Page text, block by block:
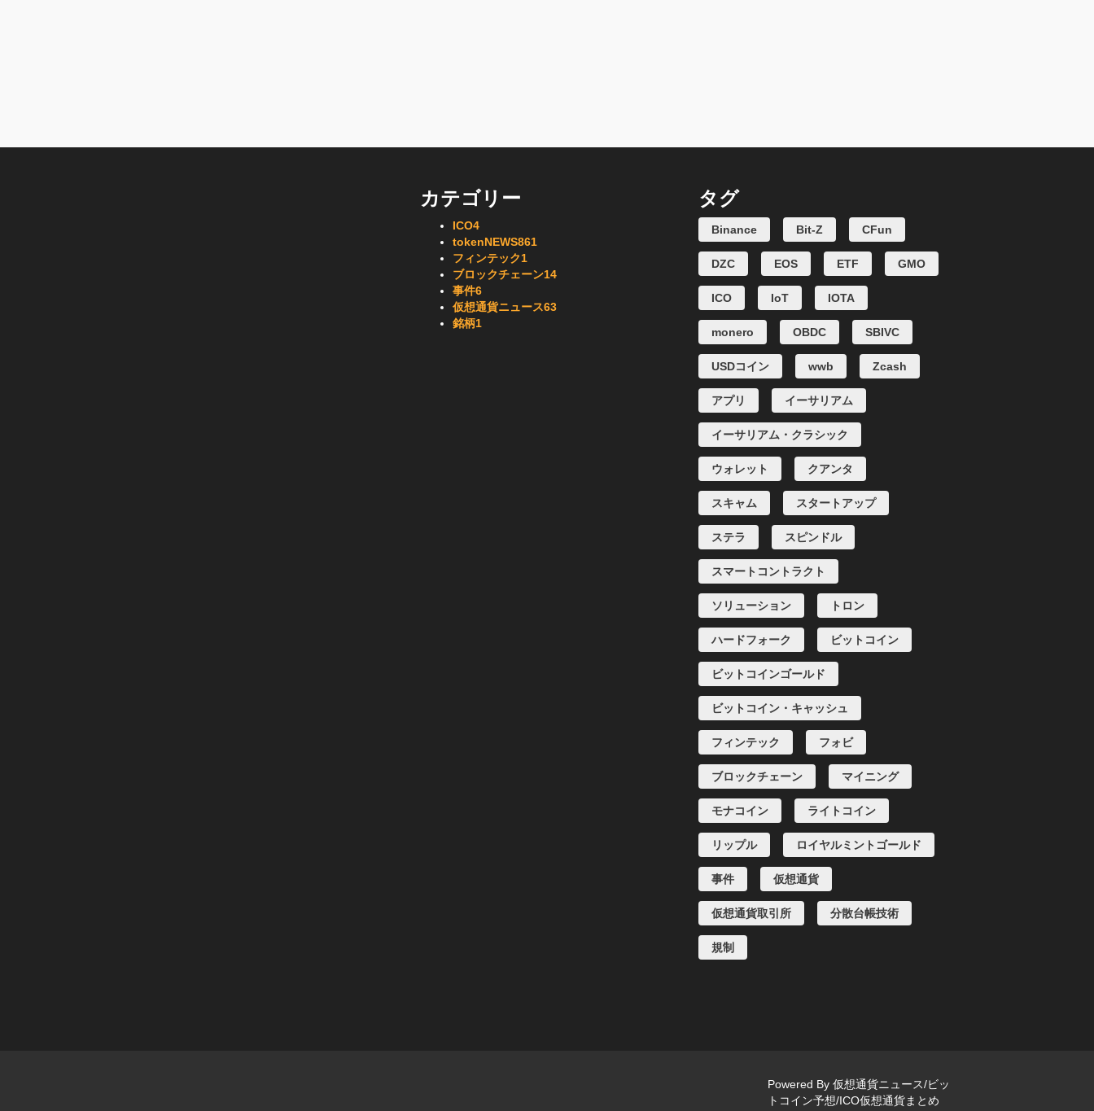
カテゴリー
ICO4
tokenNEWS861
フィンテック1
ブロックチェーン14
事件6
仮想通貨ニュース63
銘柄1
タグ
Binance Bit-Z CFun
DZC EOS ETF GMO
ICO IoT IOTA
monero OBDC SBIVC
USDコイン wwb Zcash
アプリ イーサリアム
イーサリアム・クラシック
ウォレット クアンタ
スキャム スタートアップ
ステラ スピンドル
スマートコントラクト
ソリューション トロン
ハードフォーク ビットコイン
ビットコインゴールド
ビットコイン・キャッシュ
フィンテック フォビ
ブロックチェーン マイニング
モナコイン ライトコイン
リップル ロイヤルミントゴールド
事件 仮想通貨
仮想通貨取引所 分散台帳技術
規制
Powered By 仮想通貨ニュース/ビッ
トコイン予想/ICO仮想通貨まとめ